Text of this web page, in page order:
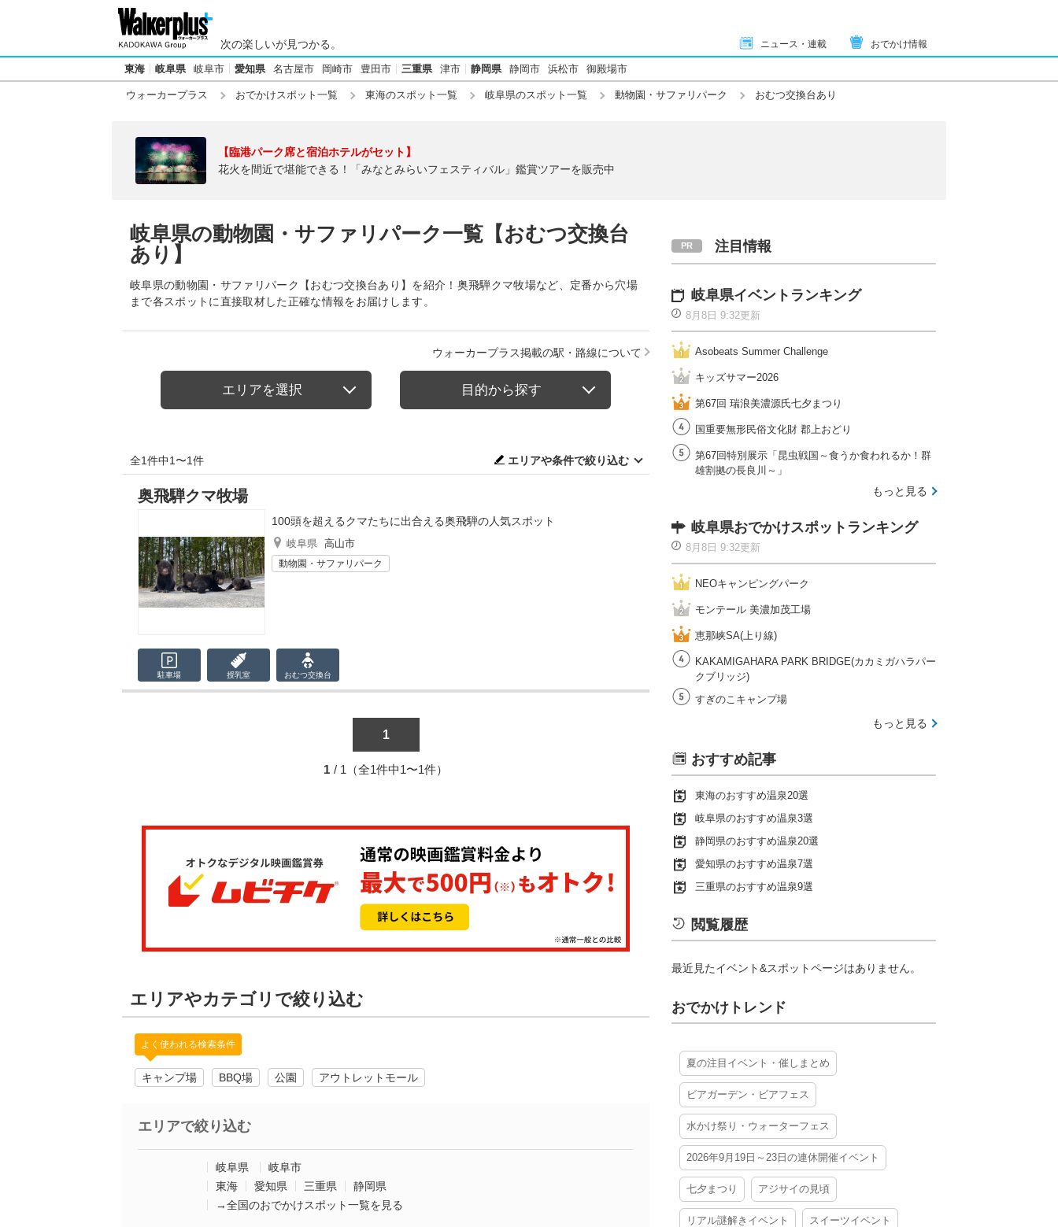
次の楽しいが見つかる。 ニュース・連載 おでかけ情報
東海 岐阜県 岐阜市 愛知県 名古屋市 岡崎市 豊田市 三重県 津市 静岡県 静岡市 浜松市 御殿場市
ウォーカープラス おでかけスポット一覧 東海のスポット一覧 岐阜県のスポット一覧 動物園・サファリパーク おむつ交換台あり
【臨港パーク席と宿泊ホテルがセット】
花火を間近で堪能できる！「みなとみらいフェスティバル」鑑賞ツアーを販売中
岐阜県の動物園・サファリパーク一覧【おむつ交換台
あり】
岐阜県の動物園・サファリパーク【おむつ交換台あり】を紹介！奥飛騨クマ牧場など、定番から穴場
まで各スポットに直接取材した正確な情報をお届けします。
ウォーカープラス掲載の駅・路線について
エリアを選択 目的から探す
全1件中1〜1件 エリアや条件で絞り込む
奥飛騨クマ牧場
100頭を超えるクマたちに出合える奥飛騨の人気スポット
岐阜県 高山市
動物園・サファリパーク
駐車場 授乳室 おむつ交換台
1
1 / 1（全1件中1〜1件）
エリアやカテゴリで絞り込む
よく使われる検索条件
キャンプ場 BBQ場 公園 アウトレットモール
エリアで絞り込む
岐阜県
岐阜市
東海
愛知県 三重県
静岡県
→全国のおでかけスポット一覧を見る
注目情報
岐阜県イベントランキング
8月8日 9:32更新
Asobeats Summer Challenge
キッズサマー2026
第67回 瑞浪美濃源氏七夕まつり
国重要無形民俗文化財 郡上おどり
第67回特別展示「昆虫戦国～食うか食われるか！群
雄割拠の長良川～」
もっと見る
岐阜県おでかけスポットランキング
8月8日 9:32更新
NEOキャンピングパーク
モンテール 美濃加茂工場
恵那峡SA(上り線)
KAKAMIGAHARA PARK BRIDGE(カカミガハラパー
クブリッジ)
すぎのこキャンプ場
もっと見る
おすすめ記事
東海のおすすめ温泉20選
岐阜県のおすすめ温泉3選
静岡県のおすすめ温泉20選
愛知県のおすすめ温泉7選
三重県のおすすめ温泉9選
閲覧履歴
最近見たイベント&スポットページはありません。
おでかけトレンド
夏の注目イベント・催しまとめ
ビアガーデン・ビアフェス
水かけ祭り・ウォーターフェス
2026年9月19日～23日の連休開催イベント
七夕まつり アジサイの見頃
リアル謎解きイベント スイーツイベント